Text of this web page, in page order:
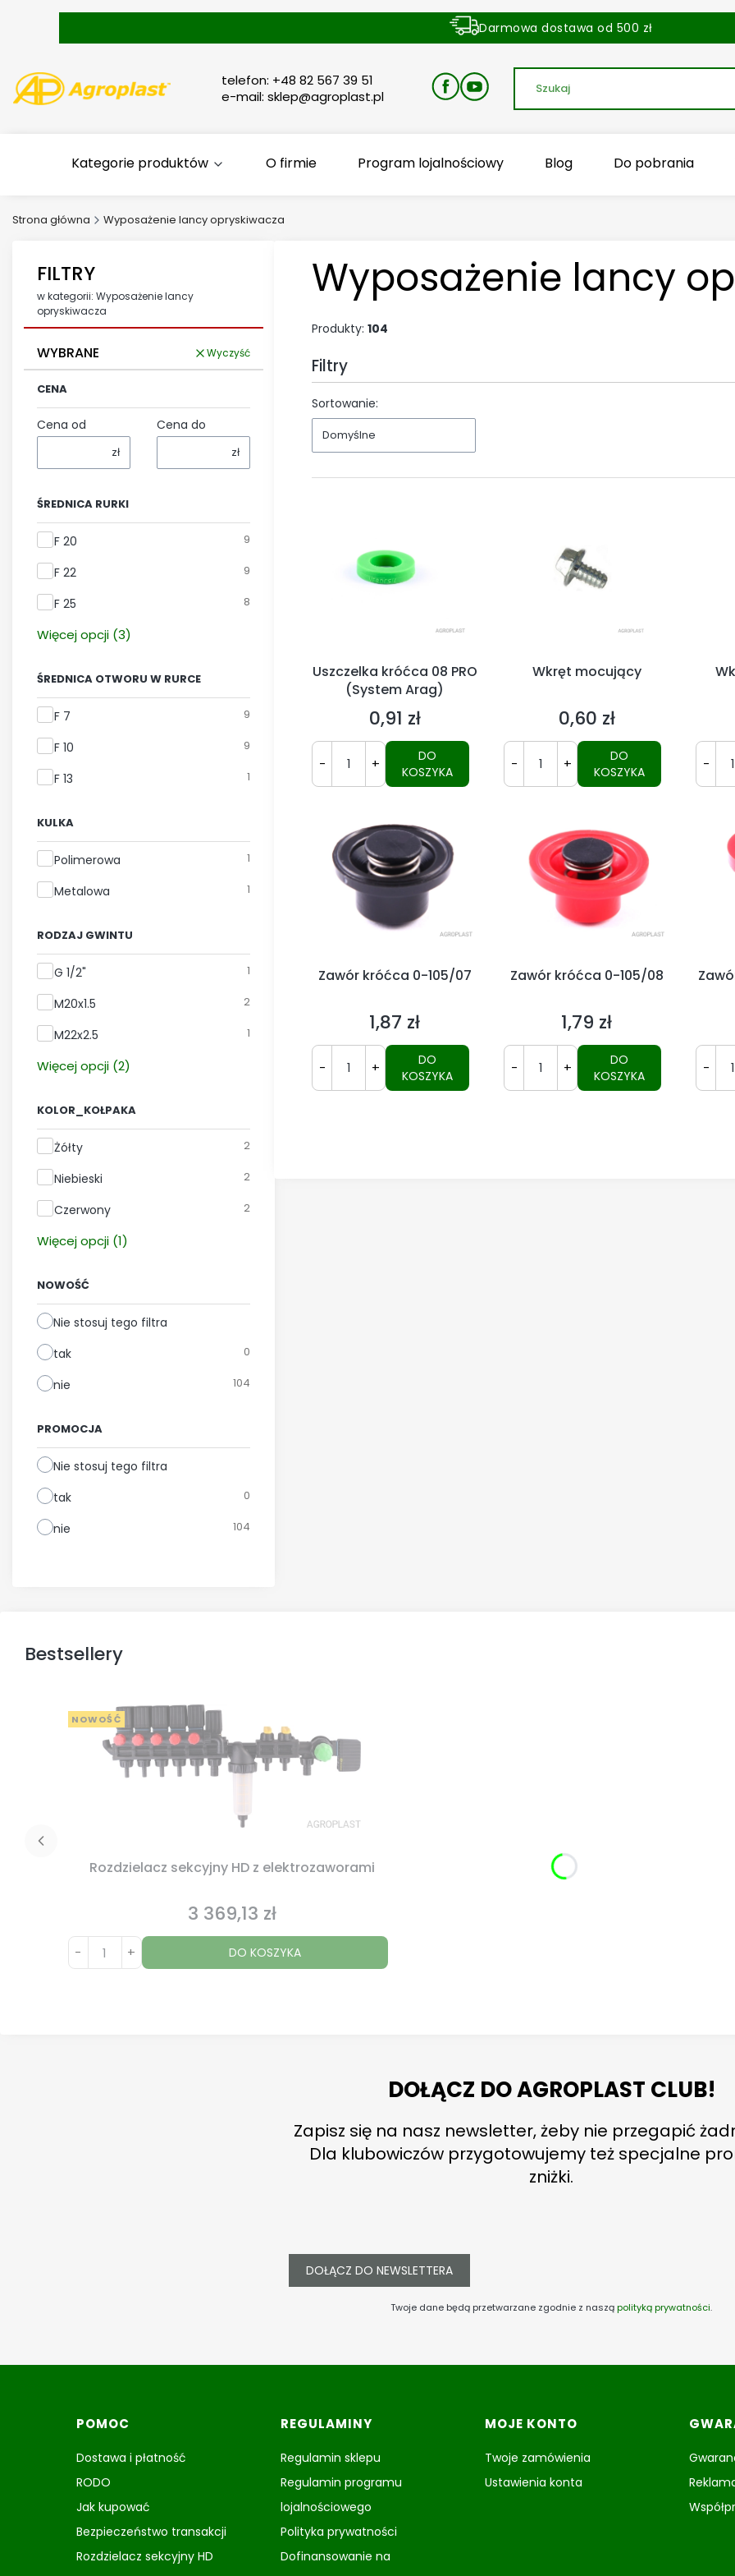
Darmowa dostawa od 500 zł
telefon: +48 82 567 39 51
e-mail: sklep@agroplast.pl
Kategorie produktów O firmie Program lojalnościowy Blog Do pobrania
Strona główna Wyposażenie lancy opryskiwacza
FILTRY
w kategorii: Wyposażenie lancy
opryskiwacza
WYBRANE Wyczyść
CENA
Cena od
zł
Cena do
zł
ŚREDNICA RURKI
Średnica rurki
F 20 9
F 22 9
F 25 8
Więcej opcji (3)
ŚREDNICA OTWORU W RURCE
Średnica otworu w rurce
F 7 9
F 10 9
F 13 1
KULKA
Kulka
Polimerowa 1
Metalowa 1
RODZAJ GWINTU
Rodzaj gwintu
G 1/2" 1
M20x1.5 2
M22x2.5 1
Więcej opcji (2)
KOLOR_KOŁPAKA
Kolor_kołpaka
Żółty 2
Niebieski 2
Czerwony 2
Więcej opcji (1)
NOWOŚĆ
Nie stosuj tego filtra
tak
0
nie 104
PROMOCJA
Nie stosuj tego filtra
tak
0
nie 104
Wyposażenie lancy
Produkty: 104
Filtry
Koniec filtrów
Sortowanie:
Domyślne
Uszczelka króćca 08 PRO
(System Arag)
Cena
0,91 zł
- +
DO
KOSZYKA
Wkręt mocujący
Cena
0,60 zł
- +
DO
KOSZYKA
-
Zawór króćca 0-105/07
Cena
1,87 zł
- +
DO
KOSZYKA
Zawór króćca 0-105/08
Cena
1,79 zł
- +
DO
KOSZYKA
-
Bestsellery
NOWOŚĆ
Rozdzielacz sekcyjny HD z elektrozaworami
Cena
3 369,13 zł
- + DO KOSZYKA
DOŁĄCZ DO AGROPLAST CLUB!
Zapisz się na nasz newsletter, żeby nie przegapić
Dla klubowiczów przygotowujemy też specjalne
zniżki.
DOŁĄCZ DO NEWSLETTERA
Twoje dane będą przetwarzane zgodnie z nasząpolityką prywatności.
Linki w stopce
POMOC
Dostawa i płatność
RODO
Jak kupować
Bezpieczeństwo transakcji
Rozdzielacz sekcyjny HD
REGULAMINY
Regulamin sklepu
Regulamin programu
lojalnościowego
Polityka prywatności
Dofinansowanie na
MOJE KONTO
Twoje zamówienia
Ustawienia konta